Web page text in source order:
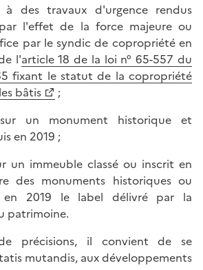
à des travaux d'urgence rendus
par l'effet de la force majeure ou
par le syndic de copropriété en
l'article 18 de la loi n° 65-557 du
fixant le statut de la copropriété
bâtis
;
un monument historique et
en 2019 ;
un immeuble classé ou inscrit en
des monuments historiques ou
en 2019 le label délivré par la
patrimoine.
précisions, il convient de se
mutandis, aux développements